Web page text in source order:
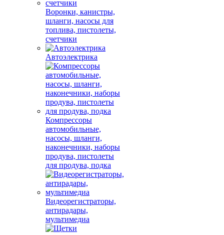
Воронки, канистры,
шланги, насосы для
топлива, пистолеты,
счетчики
Автоэлектрика
Компрессоры
автомобильные,
насосы, шланги,
наконечники, наборы
продува, пистолеты
для продува, подка
Видеорегистраторы,
антирадары,
мультимедиа